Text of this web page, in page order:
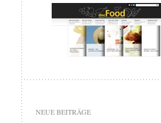
NEUE BEITRÄGE